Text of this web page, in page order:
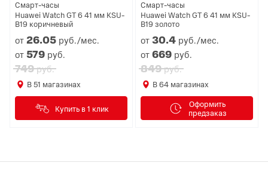
Смарт-часы
Huawei Watch GT 6 41 мм KSU-
B19 коричневый
от26.05 руб./мес.
от579 руб.
749руб.
В51 магазинах
Купить в 1 клик
Смарт-часы
Huawei Watch GT 6 41 мм KSU-
B19 золото
от30.4 руб./мес.
от669 руб.
849руб.
В64 магазинах
Оформить
предзаказ